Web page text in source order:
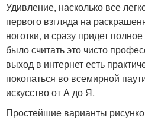
Удивление, насколько все
первого взгляда на
ноготки, и сразу придет
было считать это чисто
выход в интернет есть
покопаться во всемирной
искусство от А до Я.
Простейшие варианты